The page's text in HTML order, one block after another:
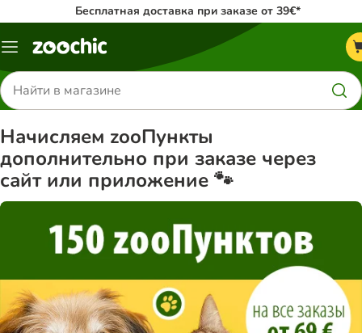
Бесплатная доставка при заказе от 39€*
Каталог
Поиск
товаров
Начисляем zooПункты
дополнительно при заказе через
сайт или приложение 🐾